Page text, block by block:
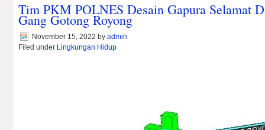
Tim PKM POLNES Desain Gapura Selamat
Gang Gotong Royong
November 15, 2022 by admin
Filed under Lingkungan Hidup